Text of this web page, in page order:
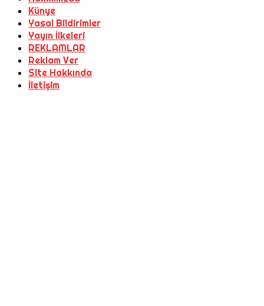
Künye
Yasal Bildirimler
Yayın İlkeleri
REKLAMLAR
Reklam Ver
Site Hakkında
İletişim